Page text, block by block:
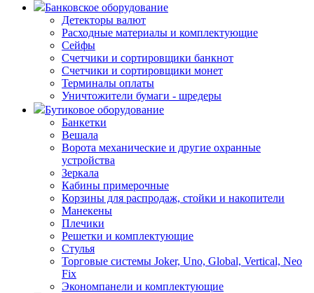
Банковское оборудование
Детекторы валют
Расходные материалы и комплектующие
Сейфы
Счетчики и сортировщики банкнот
Счетчики и сортировщики монет
Терминалы оплаты
Уничтожители бумаги - шредеры
Бутиковое оборудование
Банкетки
Вешала
Ворота механические и другие охранные
устройства
Зеркала
Кабины примерочные
Корзины для распродаж, стойки и накопители
Манекены
Плечики
Решетки и комплектующие
Стулья
Торговые системы Joker, Uno, Global, Vertical, Neo
Fix
Экономпанели и комплектующие